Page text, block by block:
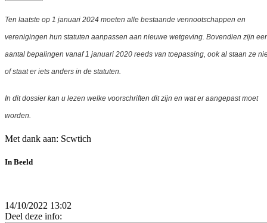
Ten laatste op 1 januari 2024 moeten alle bestaande vennootschappen en
verenigingen hun statuten aanpassen aan nieuwe wetgeving. Bovendien zijn
aantal bepalingen vanaf 1 januari 2020 reeds van toepassing, ook al staan ze
of staat er iets anders in de statuten.
In dit dossier kan u lezen welke voorschriften dit zijn en wat er aangepast moet
worden.
Met dank aan: Scwtich
In Beeld
14/10/2022 13:02
Deel deze info: